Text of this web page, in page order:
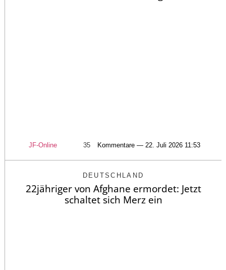
JF-Online 35 Kommentare — 22. Juli 2026 11:53
DEUTSCHLAND
22jähriger von Afghane ermordet: Jetzt
schaltet sich Merz ein